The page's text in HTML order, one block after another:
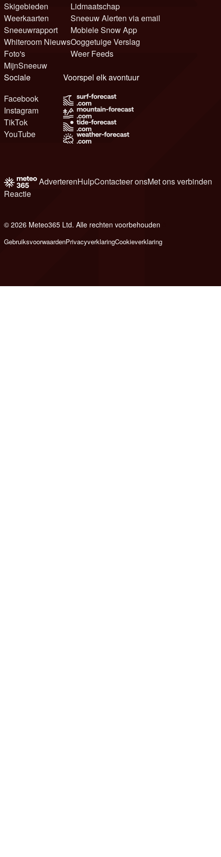
Skigebieden
Weerkaarten
Sneeuwrapport
Whiteroom Nieuws
Foto's
MijnSneeuw
Lidmaatschap
Sneeuw Alerten via email
Mobiele Snow App
Ooggetuige Verslag
Weer Feeds
Sociale
Facebook
Instagram
TikTok
YouTube
Voorspel elk avontuur
AdverterenHulpContacteer onsMet ons verbinden
Reactie
© 2026 Meteo365 Ltd. Alle rechten voorbehouden
GebruiksvoorwaardenPrivacyverklaringCookieverklaring